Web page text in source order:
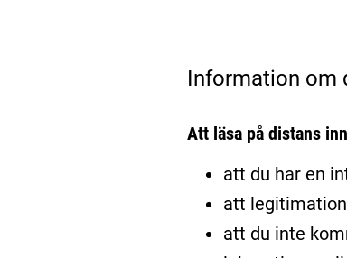
Information om
Att läsa på distans
att du har en
att
att du inte